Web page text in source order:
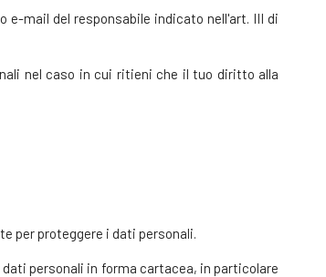
mail del responsabile indicato nell'art. III di
nel caso in cui ritieni che il tuo diritto alla
per proteggere i dati personali.
personali in forma cartacea, in particolare